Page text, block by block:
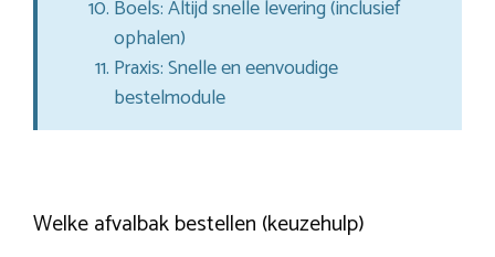
Boels: Altijd snelle levering (inclusief
ophalen)
Praxis: Snelle en eenvoudige
bestelmodule
Welke afvalbak bestellen (keuzehulp)